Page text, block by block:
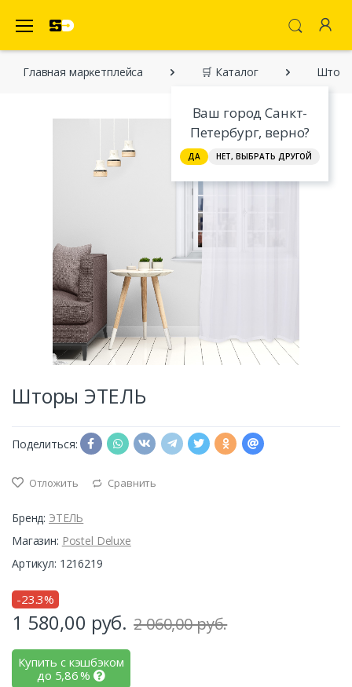
Ваш город Санкт-
Петербург, верно?
ДА НЕТ, ВЫБРАТЬ ДРУГОЙ
Главная марĸетплейса 🛒 Каталог
Шторы ЭТЕЛЬ
Поделиться:
Отложить Сравнить
Бренд: ЭТЕЛЬ
Магазин: Postel Deluxe
Артикул: 1216219
-23.3%
1 580,00 руб. 2 060,00 руб.
Купить с кэшбэком
до 5,86%